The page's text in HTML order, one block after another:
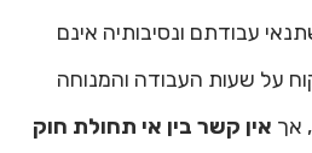
עבודתם ונסיבותיה אינם
על שעות העבודה והמנוחה
אך אין קשר בין אי תחולת חוק